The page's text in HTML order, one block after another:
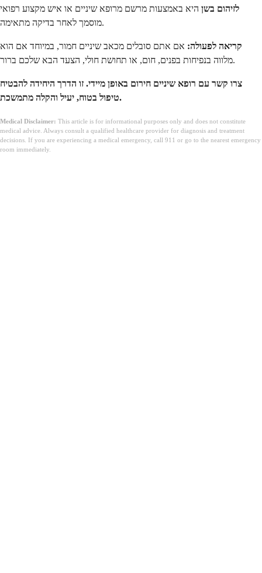
לזיהום בשן היא באמצעות מרשם מרופא שיניים או איש מקצוע רפואי
מוסמך לאחר בדיקה מתאימה.
קריאה לפעולה: אם אתם סובלים מכאב שיניים חמור, במיוחד אם הוא
מלווה בנפיחות בפנים, חום, או תחושת חולי, הצעד הבא שלכם ברור.
צרו קשר עם רופא שיניים חירום באופן מיידי. זו הדרך היחידה להבטיח
טיפול בטוח, יעיל והקלה מתמשכת.
Medical Disclaimer: This article is for informational purposes only and does not constitute
medical advice. Always consult a qualified healthcare provider for diagnosis and treatment
decisions. If you are experiencing a medical emergency, call 911 or go to the nearest emergency
room immediately.